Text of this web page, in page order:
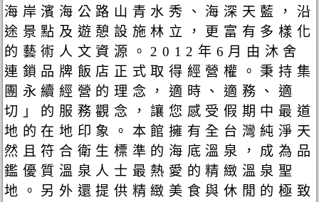
海岸濱海公路山青水秀、海深天藍，沿
途景點及遊憩設施林立，更富有多樣化
的藝術人文資源。2012年6月由沐舍
連鎖品牌飯店正式取得經營權。秉持集
團永續經營的理念，適時、適務、適
切」的服務觀念，讓您感受假期中最道
地的在地印象。本館擁有全台灣純淨天
然且符合衛生標準的海底溫泉，成為品
鑑優質溫泉人士最熱愛的精緻溫泉聖
地。另外還提供精緻美食與休閒的極致